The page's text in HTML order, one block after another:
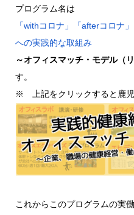
プログラム名は
「withコロナ」「afterコロナ
への実践的な取組み
～オフィスマッチ・モデル（
す。
※ 上記をクリックすると鹿児
これからこのプログラムの実